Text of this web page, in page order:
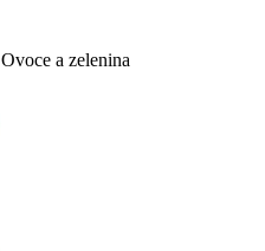
Ovoce a zelenina